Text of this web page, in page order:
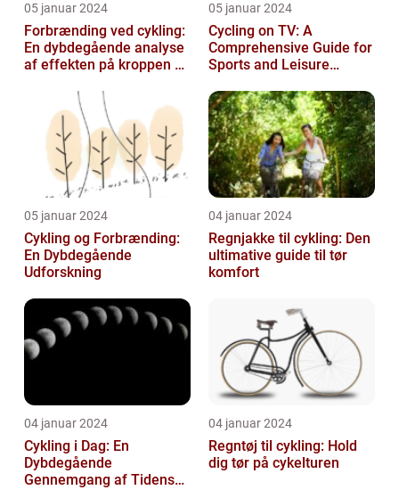
05 januar 2024
Forbrænding ved cykling:
En dybdegående analyse
af effekten på kroppen og
05 januar 2024
Cycling on TV: A
Comprehensive Guide for
Sports and Leisure
05 januar 2024
Cykling og Forbrænding:
En Dybdegående
Udforskning
04 januar 2024
Regnjakke til cykling: Den
ultimative guide til tør
komfort
04 januar 2024
Cykling i Dag: En
Dybdegående
Gennemgang af Tidens
04 januar 2024
Regntøj til cykling: Hold
dig tør på cykelturen